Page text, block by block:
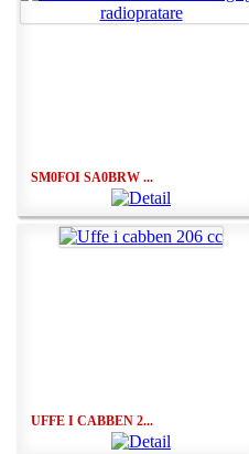
SM0FOI SA0BRW ...
UFFE I CABBEN 2...